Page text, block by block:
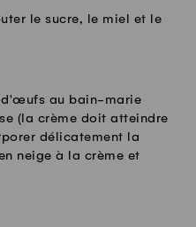
le sucre, le miel et le
d'œufs au bain-marie
(la crème doit atteindre
délicatement la
neige à la crème et